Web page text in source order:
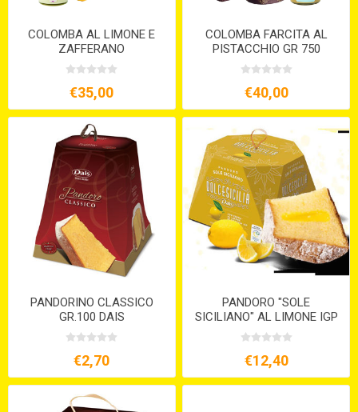
COLOMBA AL LIMONE E
ZAFFERANO
€35,00
COLOMBA FARCITA AL
PISTACCHIO GR 750
€40,00
PANDORINO CLASSICO
GR.100 DAIS
€2,70
PANDORO "SOLE
SICILIANO" AL LIMONE IGP
GR.750 DAIS
€12,40